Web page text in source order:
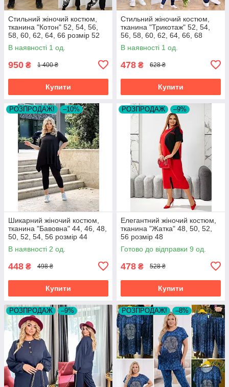
Стильний жіночий костюм,
тканина "Котон" 52, 54, 56,
58, 60, 62, 64, 66 розмір 52
В наявності 1 од.
950 ₴ 1 400 ₴
Купити
Стильний жіночий костюм,
тканина "Трикотаж" 52, 54,
56, 58, 60, 62, 64, 66, 68
розмір 52
В наявності 1 од.
478 ₴ 628 ₴
Купити
РОЗПРОДАЖ! –10%
Шикарний жіночий костюм,
тканина "Бавовна" 44, 46, 48,
50, 52, 54, 56 розмір 44
В наявності 2 од.
448 ₴ 498 ₴
Купити
РОЗПРОДАЖ –9%
Елегантний жіночий костюм,
тканина "Жатка" 48, 50, 52,
56 розмір 48
Готово до відправки 9 од.
478 ₴ 528 ₴
Купити
РОЗПРОДАЖ –9% РОЗПРОДАЖ! –8%